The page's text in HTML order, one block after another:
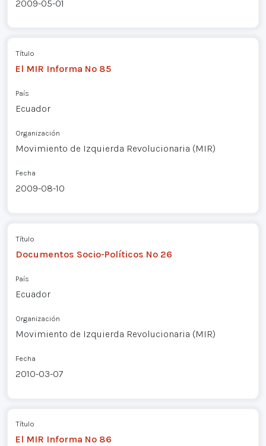
2009-05-01
Título
El MIR Informa Nº 85
País
Ecuador
Organización
Movimiento de Izquierda Revolucionaria (MIR)
Fecha
2009-08-10
Título
Documentos Socio-Políticos Nº 26
País
Ecuador
Organización
Movimiento de Izquierda Revolucionaria (MIR)
Fecha
2010-03-07
Título
El MIR Informa Nº 86